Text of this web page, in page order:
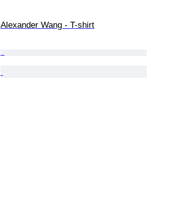
Alexander Wang - T-shirt